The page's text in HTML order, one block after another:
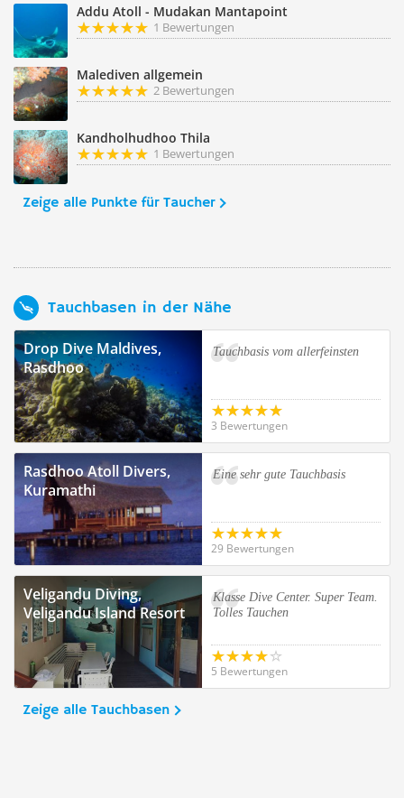
Addu Atoll - Mudakan Mantapoint
1 Bewertungen
Malediven allgemein
2 Bewertungen
Kandholhudhoo Thila
1 Bewertungen
Zeige alle Punkte für Taucher
Tauchbasen in der Nähe
Drop Dive Maldives,
Rasdhoo
Tauchbasis vom allerfeinsten
3 Bewertungen
Rasdhoo Atoll Divers,
Kuramathi
Eine sehr gute Tauchbasis
29 Bewertungen
Veligandu Diving,
Veligandu Island Resort
Klasse Dive Center. Super Team.
Tolles Tauchen
5 Bewertungen
Zeige alle Tauchbasen